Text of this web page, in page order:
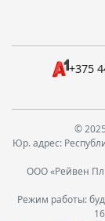
+375
©
Юр. адрес:
ООО «Рейвен
Режим работы: